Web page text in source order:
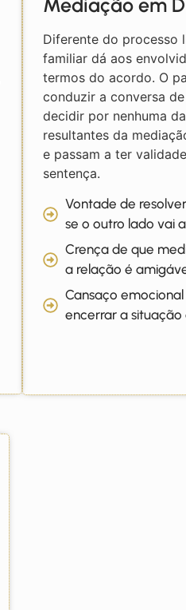
Diferente do processo
familiar dá aos
termos do acordo. O
conduzir a conversa
decidir por nenhuma
resultantes da
e passam a ter
sentença.
Vontade de
se o outro lado vai
Crença de que
a relação é
Cansaço
encerrar a situação